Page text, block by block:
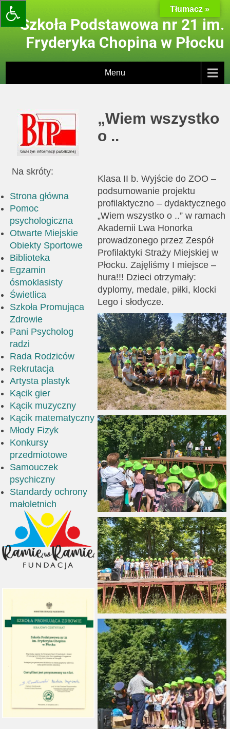
Skip
to
contentSzkoła Podstawowa nr 21 im.
Fryderyka Chopina w Płocku
Menu
Na skróty:
Strona główna
Pomoc
psychologiczna
Otwarte Miejskie
Obiekty Sportowe
Biblioteka
Egzamin
ósmoklasisty
Świetlica
Szkoła Promująca
Zdrowie
Pani Psycholog
radzi
Rada Rodziców
Rekrutacja
Artysta plastyk
Kącik gier
Kącik muzyczny
Kącik matematyczny
Młody Fizyk
Konkursy
przedmiotowe
Samouczek
psychiczny
Standardy ochrony
małoletnich
„Wiem wszystko
o ..
Klasa II b. Wyjście do ZOO –
podsumowanie projektu
profilaktyczno – dydaktycznego
„Wiem wszystko o ..” w ramach
Akademii Lwa Honorka
prowadzonego przez Zespół
Profilaktyki Straży Miejskiej w
Płocku. Zajęliśmy I miejsce –
hura!!! Dzieci otrzymały:
dyplomy, medale, piłki, klocki
Lego i słodycze.
Tłumacz »